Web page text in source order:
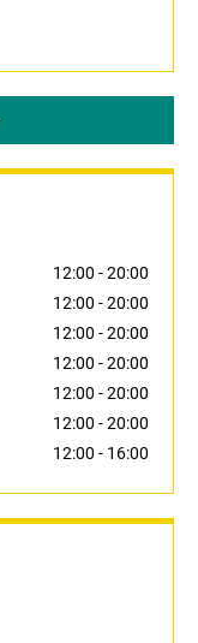
12:00 -20:00
12:00 -20:00
12:00 -20:00
12:00 -20:00
12:00 -20:00
12:00 -20:00
12:00 - 16:00